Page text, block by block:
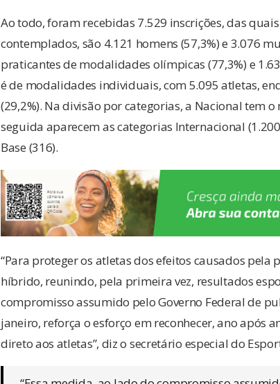
Ao todo, foram recebidas 7.529 inscrições, das
contemplados, são 4.121 homens (57,3%) e 3.076
praticantes de modalidades olímpicas (77,3%) e
é de modalidades individuais, com 5.095 atletas,
(29,2%). Na divisão por categorias, a Nacional tem
seguida aparecem as categorias Internacional
Base (316).
“Para proteger os atletas dos efeitos causados
híbrido, reunindo, pela primeira vez, resultados
compromisso assumido pelo Governo Federal de
janeiro, reforça o esforço em reconhecer, ano
direto aos atletas”, diz o secretário especial do